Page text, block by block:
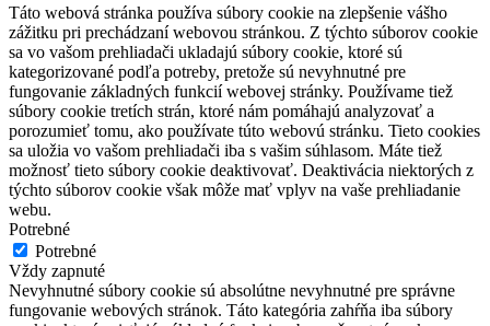
Táto webová stránka používa súbory cookie na zlepšenie vášho
zážitku pri prechádzaní webovou stránkou. Z týchto súborov cookie
sa vo vašom prehliadači ukladajú súbory cookie, ktoré sú
kategorizované podľa potreby, pretože sú nevyhnutné pre
fungovanie základných funkcií webovej stránky. Používame tiež
súbory cookie tretích strán, ktoré nám pomáhajú analyzovať a
porozumieť tomu, ako používate túto webovú stránku. Tieto cookies
sa uložia vo vašom prehliadači iba s vašim súhlasom. Máte tiež
možnosť tieto súbory cookie deaktivovať. Deaktivácia niektorých z
týchto súborov cookie však môže mať vplyv na vaše prehliadanie
webu.
Potrebné
Potrebné
Vždy zapnuté
Nevyhnutné súbory cookie sú absolútne nevyhnutné pre správne
fungovanie webových stránok. Táto kategória zahŕňa iba súbory